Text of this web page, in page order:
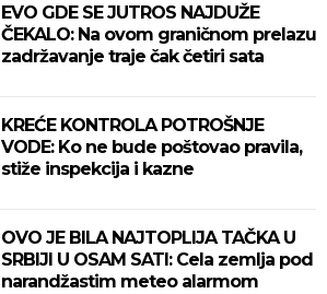
EVO GDE SE JUTROS NAJDUŽE
ČEKALO: Na ovom graničnom prelazu
zadržavanje traje čak četiri sata
KREĆE KONTROLA POTROŠNJE
VODE: Ko ne bude poštovao pravila,
stiže inspekcija i kazne
OVO JE BILA NAJTOPLIJA TAČKA U
SRBIJI U OSAM SATI: Cela zemlja pod
narandžastim meteo alarmom